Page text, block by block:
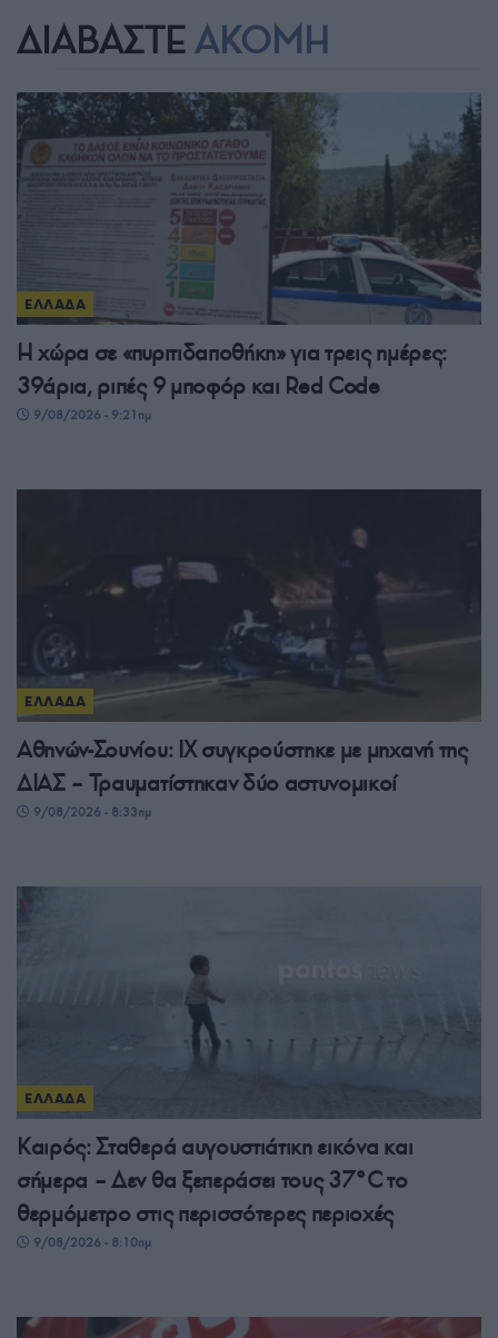
ΔΙΑΒΑΣΤΕ ΑΚΟΜΗ
ΕΛΛΑΔΑ
Η χώρα σε «πυριτιδαποθήκη» για τρεις ημέρες:
39άρια, ριπές 9 μποφόρ και Red Code
9/08/2026 - 9:21πμ
ΕΛΛΑΔΑ
Αθηνών-Σουνίου: ΙΧ συγκρούστηκε με μηχανή της
ΔΙΑΣ – Τραυματίστηκαν δύο αστυνομικοί
9/08/2026 - 8:33πμ
ΕΛΛΑΔΑ
Καιρός: Σταθερά αυγουστιάτικη εικόνα και
σήμερα – Δεν θα ξεπεράσει τους 37°C το
θερμόμετρο στις περισσότερες περιοχές
9/08/2026 - 8:10πμ